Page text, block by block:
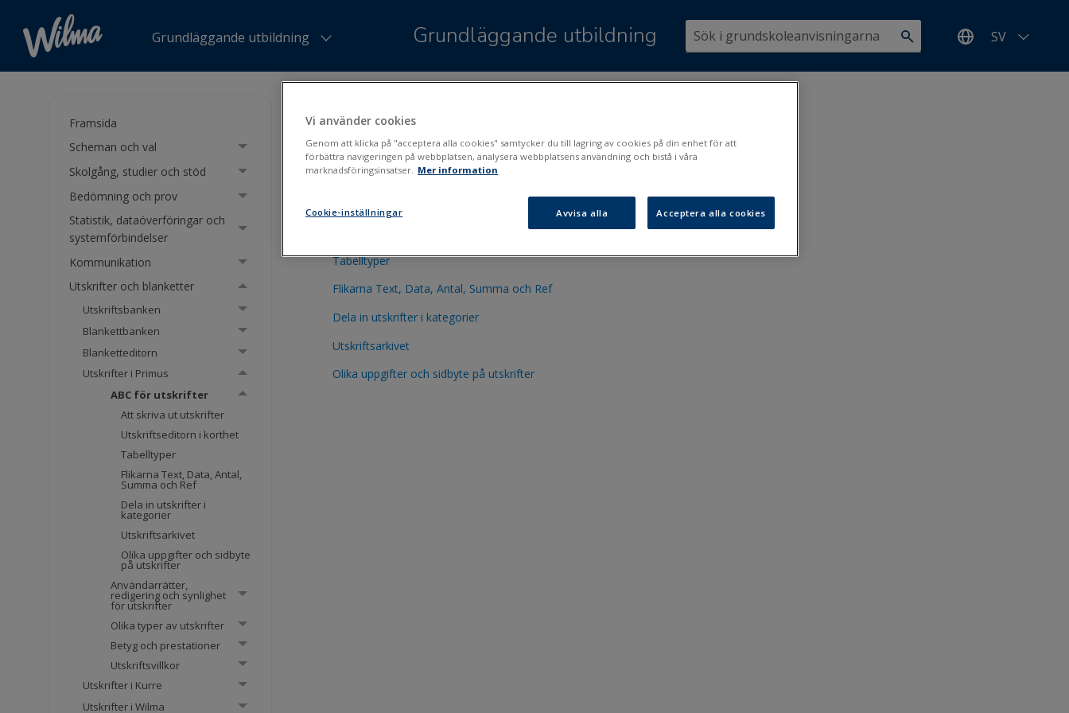
Grundläggande utbildning Grundläggande utbildning SV
Framsida
Scheman och val
Skolgång, studier och stöd
Bedömning och prov
Statistik, dataöverföringar och
systemförbindelser
Kommunikation
Utskrifter och blanketter
Utskriftsbanken
Blankettbanken
Blanketteditorn
Utskrifter i Primus
ABC för utskrifter
Att skriva ut utskrifter
Utskriftseditorn i korthet
Tabelltyper
Flikarna Text, Data, Antal,
Summa och Ref
Dela in utskrifter i
kategorier
Utskriftsarkivet
Olika uppgifter och sidbyte
på utskrifter
Användarrätter,
redigering och synlighet
för utskrifter
Olika typer av utskrifter
Betyg och prestationer
Utskriftsvillkor
Utskrifter i Kurre
Utskrifter i Wilma
ABC för utskrifter
Tabelltyper
Flikarna Text, Data, Antal, Summa och Ref
Dela in utskrifter i kategorier
Utskriftsarkivet
Olika uppgifter och sidbyte på utskrifter
Vi använder cookies
Genom att klicka på "acceptera alla cookies" samtycker du till lagring av cookies på din enhet för att
förbättra navigeringen på webbplatsen, analysera webbplatsens användning och bistå i våra
marknadsföringsinsatser. Mer information
Cookie-inställningar Avvisa alla Acceptera alla cookies